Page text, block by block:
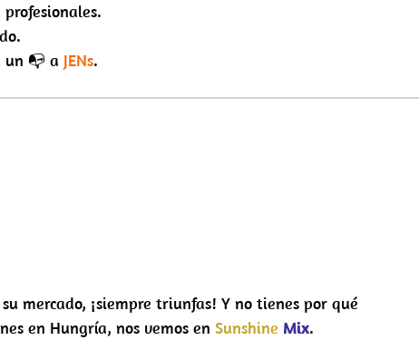
un 📭 a JENs.
mercado, ¡siempre triunfas! Y no tienes por qué
en Hungría, nos vemos en Sunshine Mix.